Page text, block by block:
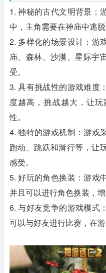
1. 神秘的古代文明背景：
中，主角需要在神庙中逃脱
2. 多样化的场景设计：游
庙、森林、沙漠、星际宇
受。
3. 具有挑战性的游戏难度
度越高，挑战越大，让
性。
4. 独特的游戏机制：游戏
跑动、跳跃和滑行等，让
感受。
5. 好玩的角色换装：游戏
并且可以进行角色换装，增
6. 与好友竞争的游戏模式
可以与好友进行比赛，在游